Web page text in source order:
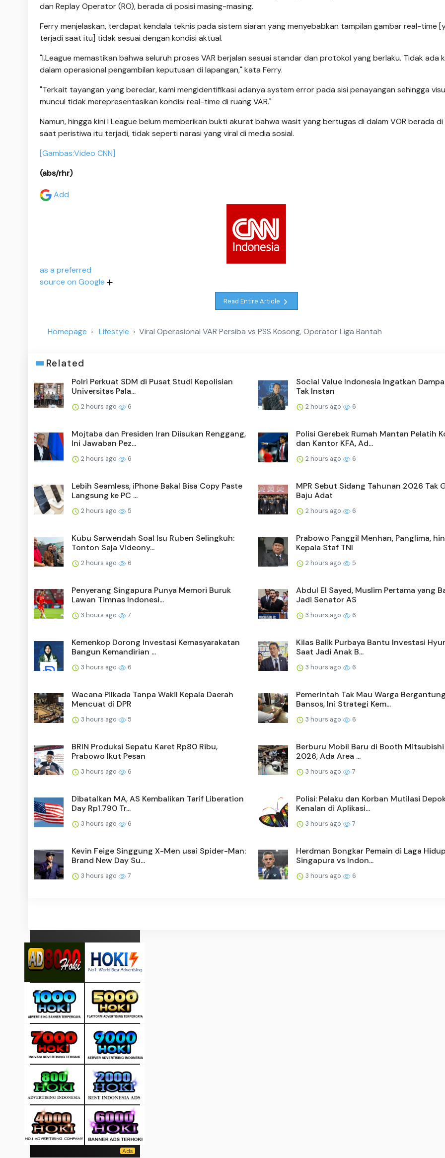
dan Replay Operator (RO), berada di posisi masing-masing.
Ferry menjelaskan, terdapat kendala teknis pada sistem siaran yang menyebabkan tampilan gambar real-time
terjadi saat itu] tidak sesuai dengan kondisi aktual.
"I.League memastikan bahwa seluruh proses VAR berjalan sesuai standar dan protokol yang berlaku. Tidak ada
dalam operasional pengambilan keputusan di lapangan," kata Ferry.
"Terkait tayangan yang beredar, kami mengidentifikasi adanya system error pada sisi penayangan sehingga
muncul tidak merepresentasikan kondisi real-time di ruang VAR."
Namun, hingga kini I League belum memberikan bukti akurat bahwa wasit yang bertugas di dalam VOR berada di
saat peristiwa itu terjadi, tidak seperti narasi yang viral di media sosial.
[Gambas:Video CNN]
(abs/rhr)
Add
as a preferred
source on Google
Read Entire Article
Homepage Lifestyle Viral Operasional VAR Persiba vs PSS Kosong, Operator Liga Bantah
Related
Polri Perkuat SDM di Pusat Studi Kepolisian
Universitas Pala...
2 hours ago 6
Social Value Indonesia Ingatkan
Tak Instan
2 hours ago 6
Mojtaba dan Presiden Iran Diisukan Renggang,
Ini Jawaban Pez...
2 hours ago 6
Polisi Gerebek Rumah Mantan Pelatih
dan Kantor KFA, Ad...
2 hours ago 6
Lebih Seamless, iPhone Bakal Bisa Copy Paste
Langsung ke PC ...
2 hours ago 5
MPR Sebut Sidang Tahunan 2026 Tak
Baju Adat
2 hours ago 6
Kubu Sarwendah Soal Isu Ruben Selingkuh:
Tonton Saja Videony...
2 hours ago 6
Prabowo Panggil Menhan, Panglima,
Kepala Staf TNI
2 hours ago 5
Penyerang Singapura Punya Memori Buruk
Lawan Timnas Indonesi...
3 hours ago 7
Abdul El Sayed, Muslim Pertama yang
Jadi Senator AS
3 hours ago 6
Kemenkop Dorong Investasi Kemasyarakatan
Bangun Kemandirian ...
3 hours ago 6
Kilas Balik Purbaya Bantu Investasi
Saat Jadi Anak B...
3 hours ago 6
Wacana Pilkada Tanpa Wakil Kepala Daerah
Mencuat di DPR
3 hours ago 5
Pemerintah Tak Mau Warga Bergantung
Bansos, Ini Strategi Kem...
3 hours ago 6
BRIN Produksi Sepatu Karet Rp80 Ribu,
Prabowo Ikut Pesan
3 hours ago 6
Berburu Mobil Baru di Booth Mitsubishi
2026, Ada Area ...
3 hours ago 7
Dibatalkan MA, AS Kembalikan Tarif Liberation
Day Rp1.790 Tr...
3 hours ago 6
Polisi: Pelaku dan Korban Mutilasi
Kenalan di Aplikasi...
3 hours ago 7
Kevin Feige Singgung X-Men usai Spider-Man:
Brand New Day Su...
3 hours ago 7
Herdman Bongkar Pemain di Laga
Singapura vs Indon...
3 hours ago 6